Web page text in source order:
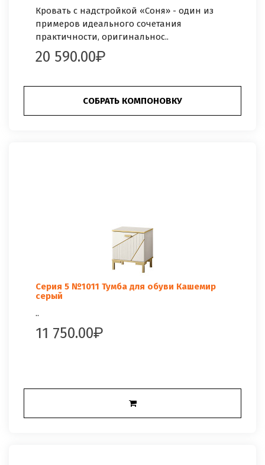
Кровать с надстройкой «Соня» - один из
примеров идеального сочетания
практичности, оригинальнос..
20 590.00
СОБРАТЬ КОМПОНОВКУ
Серия 5 №1011 Тумба для обуви Кашемир
серый
..
11 750.00